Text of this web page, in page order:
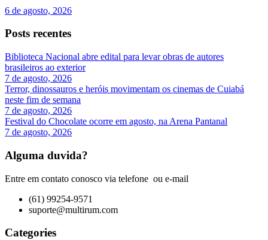
6 de agosto, 2026
Posts recentes
Biblioteca Nacional abre edital para levar obras de autores
brasileiros ao exterior
7 de agosto, 2026
Terror, dinossauros e heróis movimentam os cinemas de Cuiabá
neste fim de semana
7 de agosto, 2026
Festival do Chocolate ocorre em agosto, na Arena Pantanal
7 de agosto, 2026
Alguma duvida?
Entre em contato conosco via telefone ou e-mail
(61) 99254-9571
suporte@multirum.com
Categories